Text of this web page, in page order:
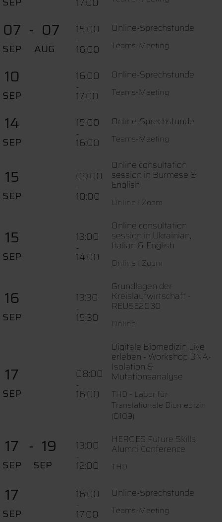
07
SEP
07
AUG
15:00
-
16:00
Online-Sprechstunde
Teams-Meeting
10
SEP
16:00
-
17:00
Online-Sprechstunde
Teams-Meeting
14
SEP
15:00
-
16:00
Online-Sprechstunde
Teams-Meeting
15
SEP
09:00
-
10:00
Online consultation
session in Burmese &
English
Online I Zoom
15
SEP
13:00
-
14:00
Online consultation
session in Ukrainian,
Italian & English
Online I Zoom
16
SEP
13:30
-
15:30
Grundlagen der
Kreislaufwirtschaft -
REUSE2030
Online
17
SEP
08:00
-
16:00
Digitale Biomedizin Live
erleben - Workshop DNA-
Isolation &
Mutationsanalyse
THD - Labor für
Translationale Biomedizin
(D109)
17
SEP
19
SEP
13:00
-
12:00
HEROES Future Skills
Alumni Conference
THD
17
SEP
16:00
-
17:00
Online-Sprechstunde
Teams-Meeting